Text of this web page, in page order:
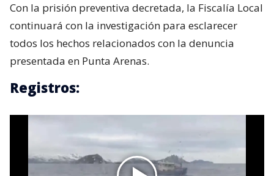
Con la prisión preventiva decretada, la Fiscalía Local
continuará con la investigación para esclarecer
todos los hechos relacionados con la denuncia
presentada en Punta Arenas.
Registros: